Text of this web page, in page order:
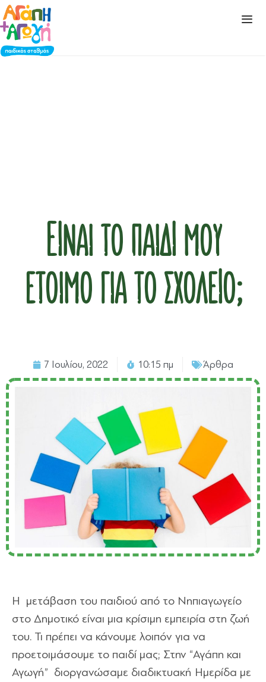
Είναι το παιδί μου
έτοιμο για το σχολείο;
7 Ιουλίου, 2022 10:15 πμ Άρθρα
Η μετάβαση του παιδιού από το Νηπιαγωγείο
στο Δημοτικό είναι μια κρίσιμη εμπειρία στη ζωή
του. Τι πρέπει να κάνουμε λοιπόν για να
προετοιμάσουμε το παιδί μας; Στην “Αγάπη και
Αγωγή” διοργανώσαμε διαδικτυακή Ημερίδα με